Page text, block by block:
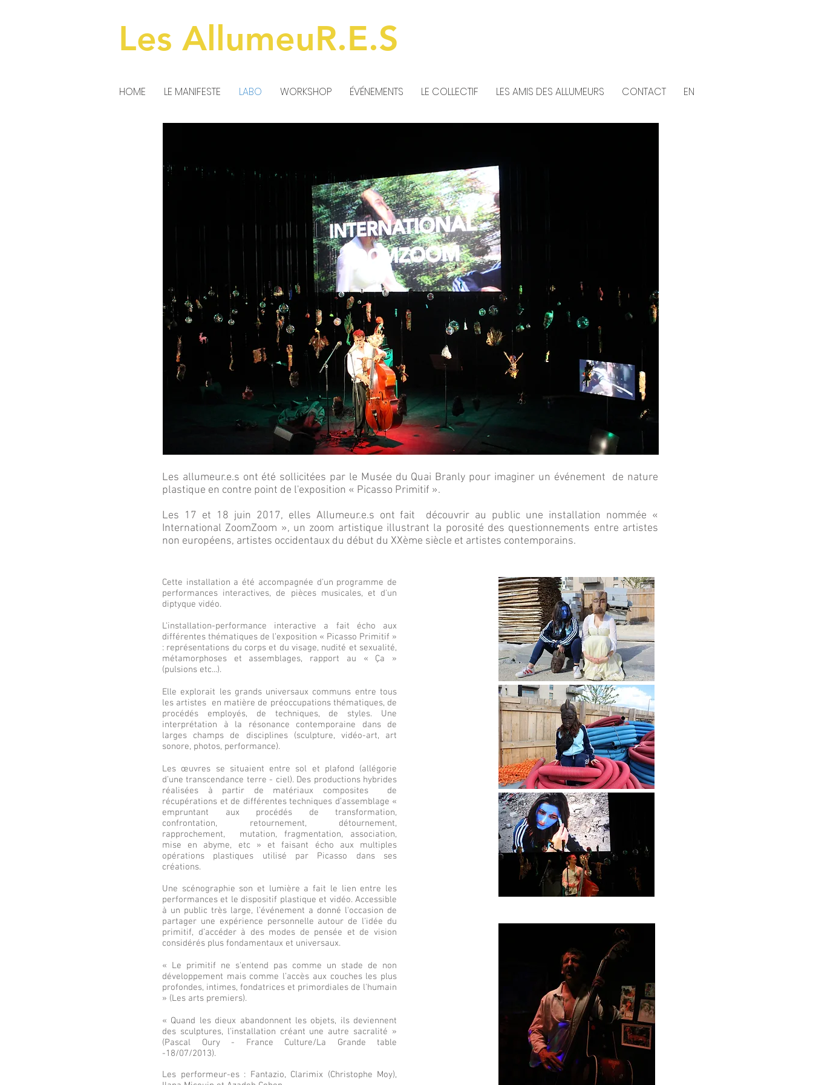
Les AllumeuR.E.S
HOME LE MANIFESTE LABO WORKSHOP ÉVÉNEMENTS LE COLLECTIF LES AMIS DES ALLUMEURS CONTACT EN
Les allumeur.e.s ont été sollicitées par le Musée du Quai Branly pour imaginer un événement de nature
plastique en contre point de l'exposition « Picasso Primitif ».
Les 17 et 18 juin 2017, elles Allumeur.e.s ont fait découvrir au public une installation nommée «
International ZoomZoom », un zoom artistique illustrant la porosité des questionnements entre artistes
non européens, artistes occidentaux du début du XXème siècle et artistes contemporains.
Cette installation a été accompagnée d'un programme de
performances interactives, de pièces musicales, et d'un
diptyque vidéo.
L'installation-performance interactive a fait écho aux
différentes thématiques de l’exposition « Picasso Primitif »
: représentations du corps et du visage, nudité et sexualité,
métamorphoses et assemblages, rapport au « Ça »
(pulsions etc...).
Elle explorait les grands universaux communs entre tous
les artistes en matière de préoccupations thématiques, de
procédés employés, de techniques, de styles. Une
interprétation à la résonance contemporaine dans de
larges champs de disciplines (sculpture, vidéo-art, art
sonore, photos, performance).
Les œuvres se situaient entre sol et plafond (allégorie
d’une transcendance terre - ciel). Des productions hybrides
réalisées à partir de matériaux composites de
récupérations et de différentes techniques d’assemblage «
empruntant aux procédés de transformation,
confrontation, retournement, détournement,
rapprochement, mutation, fragmentation, association,
mise en abyme, etc » et faisant écho aux multiples
opérations plastiques utilisé par Picasso dans ses
créations.
Une scénographie son et lumière a fait le lien entre les
performances et le dispositif plastique et vidéo. Accessible
à un public très large, l’événement a donné l'occasion de
partager une expérience personnelle autour de l'idée du
primitif, d’accéder à des modes de pensée et de vision
considérés plus fondamentaux et universaux.
« Le primitif ne s'entend pas comme un stade de non
développement mais comme l’accès aux couches les plus
profondes, intimes, fondatrices et primordiales de l'humain
» (Les arts premiers).
« Quand les dieux abandonnent les objets, ils deviennent
des sculptures, l'installation créant une autre sacralité »
(Pascal Oury - France Culture/La Grande table
-18/07/2013).
Les performeur-es : Fantazio, Clarimix (Christophe Moy),